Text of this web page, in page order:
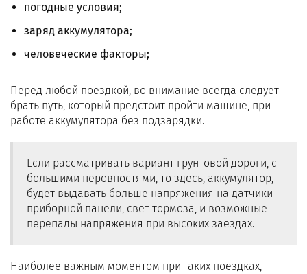
погодные условия;
заряд аккумулятора;
человеческие факторы;
Перед любой поездкой, во внимание всегда следует
брать путь, который предстоит пройти машине, при
работе аккумулятора без подзарядки.
Если рассматривать вариант грунтовой дороги, с
большими неровностями, то здесь, аккумулятор,
будет выдавать больше напряжения на датчики
приборной панели, свет тормоза, и возможные
перепады напряжения при высоких заездах.
Наиболее важным моментом при таких поездках,